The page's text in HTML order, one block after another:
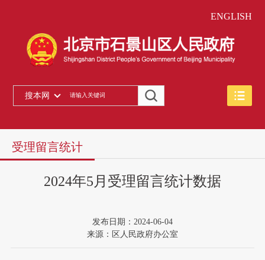
ENGLISH
搜本网
受理留言统计
2024年5月受理留言统计数据
发布日期：2024-06-04
来源：区人民政府办公室